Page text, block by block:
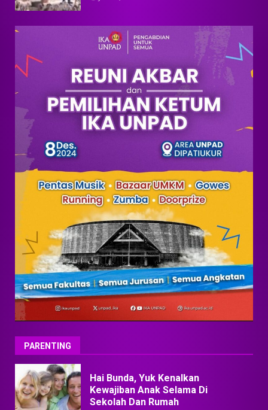
PARENTING
Hai Bunda, Yuk Kenalkan
Kewajiban Anak Selama Di
Sekolah Dan Rumah